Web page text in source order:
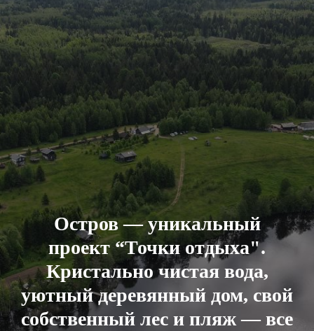
Остров — уникальный
проект “Точки отдыха".
Кристально чистая вода,
уютный деревянный дом, свой
собственный лес и пляж — все